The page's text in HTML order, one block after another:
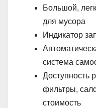
Большой,
для мусора
Индикатор
система
Доступность
фильтры,
стоимость